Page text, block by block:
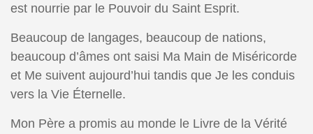
est nourrie par le Pouvoir du Saint Esprit.
Beaucoup de langages, beaucoup de nations,
beaucoup d’âmes ont saisi Ma Main de Miséricorde
et Me suivent aujourd’hui tandis que Je les conduis
vers la Vie Éternelle.
Mon Père a promis au monde le Livre de la Vérité